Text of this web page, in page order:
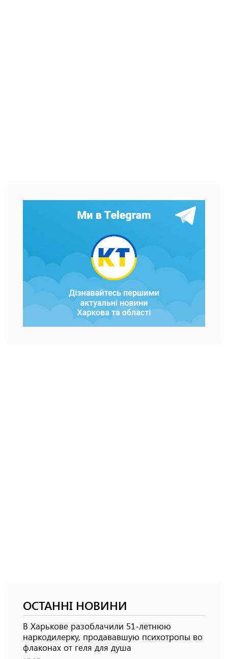
ОСТАННІ НОВИНИ
В Харькове разоблачили 51-летнюю
наркодилерку, продававшую психотропы во
флаконах от геля для душа